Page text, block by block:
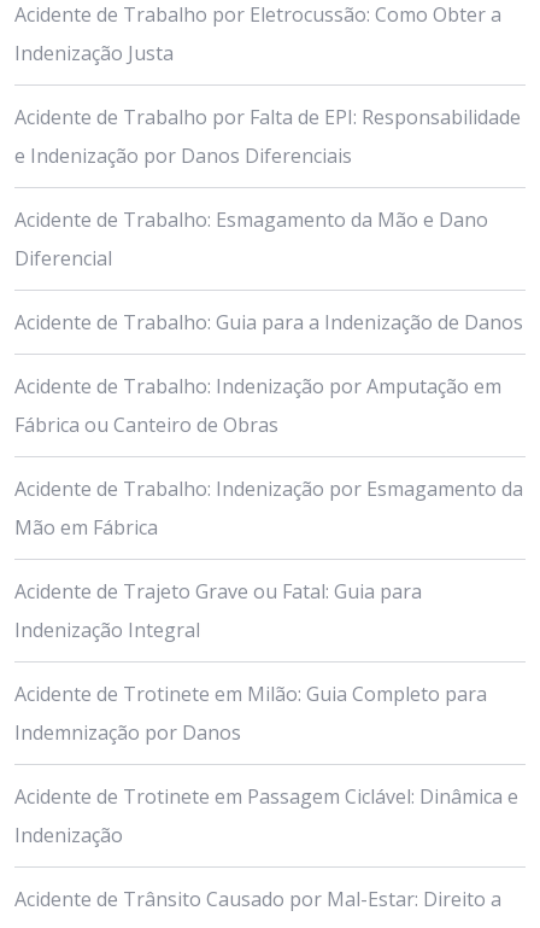
Acidente de Trabalho por Eletrocussão: Como Obter a
Indenização Justa
Acidente de Trabalho por Falta de EPI: Responsabilidade
e Indenização por Danos Diferenciais
Acidente de Trabalho: Esmagamento da Mão e Dano
Diferencial
Acidente de Trabalho: Guia para a Indenização de Danos
Acidente de Trabalho: Indenização por Amputação em
Fábrica ou Canteiro de Obras
Acidente de Trabalho: Indenização por Esmagamento da
Mão em Fábrica
Acidente de Trajeto Grave ou Fatal: Guia para
Indenização Integral
Acidente de Trotinete em Milão: Guia Completo para
Indemnização por Danos
Acidente de Trotinete em Passagem Ciclável: Dinâmica e
Indenização
Acidente de Trânsito Causado por Mal-Estar: Direito a